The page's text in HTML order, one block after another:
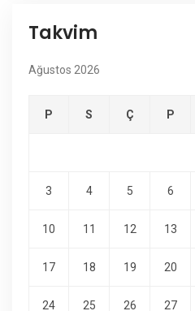
Takvim
Ağustos 2026
P S Ç P
3 4 5 6
10 11 12 13
17 18 19 20
24 25 26 27